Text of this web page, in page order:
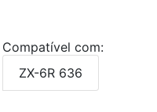
Compatível com:
ZX-6R 636